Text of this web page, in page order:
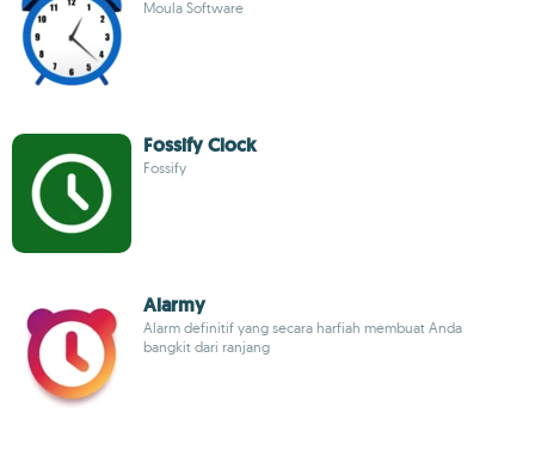
Moula Software
Fossify Clock
Fossify
Alarmy
Alarm definitif yang secara harfiah membuat Anda
bangkit dari ranjang